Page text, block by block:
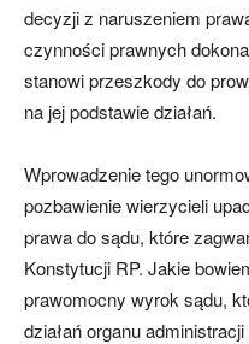
decyzji z naruszeniem
czynności prawnych
stanowi przeszkody do
na jej podstawie działań.
Wprowadzenie tego
pozbawienie wierzycieli
prawa do sądu, które
Konstytucji RP. Jakie
prawomocny wyrok sądu,
działań organu